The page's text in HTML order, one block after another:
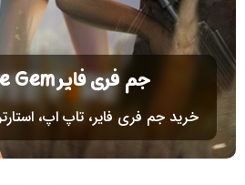
جم فری فایر Free Fire Gem
خرید جم فری فایر، تاپ اپ،